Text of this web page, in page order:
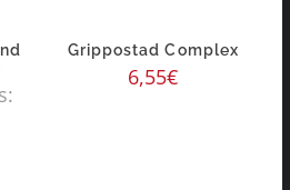
Grippostad Complex
6,55€